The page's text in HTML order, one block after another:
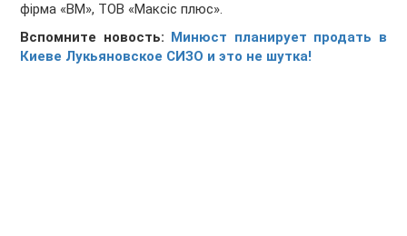
фірма «ВМ», ТОВ «Максіс плюс».
Вспомните новость: Минюст планирует продать в
Киеве Лукьяновское СИЗО и это не шутка!